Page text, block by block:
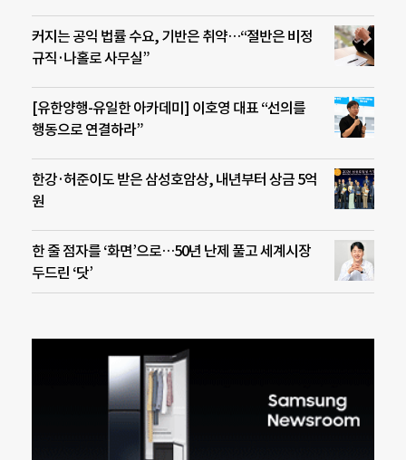
커지는 공익 법률 수요, 기반은 취약…“절반은 비정
규직·나홀로 사무실”
[유한양행-유일한 아카데미] 이호영 대표 “선의를
행동으로 연결하라”
한강·허준이도 받은 삼성호암상, 내년부터 상금 5억
원
한 줄 점자를 ‘화면’으로…50년 난제 풀고 세계시장
두드린 ‘닷’